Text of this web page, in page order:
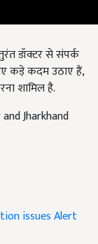
डॉक्टर से संपर्क
कड़े कदम उठाए हैं,
शामिल है.
Jharkhand
issues Alert